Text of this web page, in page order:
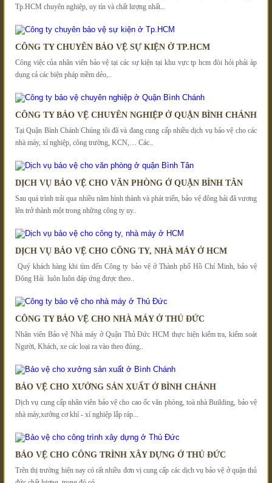
Tp.HCM chuyên nghiệp, uy tín và chất lượng nhất...
CÔNG TY CHUYÊN BẢO VỆ SỰ KIỆN Ở TP.HCM
Công việc của nhân viên bảo vệ tại các sự kiện tại khu vực tp hcm đòi hỏi phải áp
dụng cả các biện pháp mềm dẻo,..
CÔNG TY BẢO VỆ CHUYÊN NGHIỆP Ở QUẬN BÌNH CHÁNH
Tại Quận Bình Chánh Chúng tôi đã và đang cung cấp nhiều dịch vụ bảo vệ cho các
nhà máy, xí nghiệp, công trường, KCN,… Các..
DỊCH VỤ BẢO VỆ CHO VĂN PHÒNG Ở QUẬN BÌNH TÂN
Sau quá trình trải qua nhiều năm hình thành và phát triển, bảo vệ đông hải đã vương
lên trở thành một trong những công ty uy..
DỊCH VỤ BẢO VỆ CHO CÔNG TY, NHÀ MÁY Ở HCM
Quý khách hàng khi tìm đến Công ty bảo vệ ở Thành phố Hồ Chí Minh, bảo vệ
Đông Hải luôn luôn đáp ứng được theo..
CÔNG TY BẢO VỆ CHO NHÀ MÁY Ở THỦ ĐỨC
Nhân viên Bảo vệ Nhà máy ở Quận Thủ Đức HCM thực hiện kiểm tra, kiểm soát
Người, Khách, xe các loại ra vào theo đúng..
BẢO VỆ CHO XƯỞNG SẢN XUẤT Ở BÌNH CHÁNH
Dịch vụ cung cấp nhân viên bảo vệ cho cao ốc văn phòng, toà nhà Building, bảo vệ
nhà máy,xưởng cơ khí - xí nghiệp lắp ráp...
BẢO VỆ CHO CÔNG TRÌNH XÂY DỰNG Ở THỦ ĐỨC
Trên thị trường hiện nay có rất nhiều đơn vị cung cấp các dịch vụ bảo vệ ở quận thủ